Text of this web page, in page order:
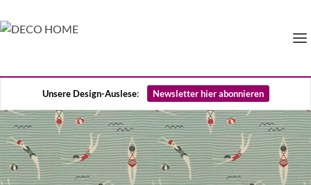
Unsere Design-Auslese: Newsletter hier abonnieren